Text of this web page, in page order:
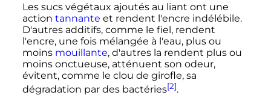
Les sucs végétaux ajoutés au liant ont une
action tannante et rendent l'encre indélébile.
D'autres additifs, comme le fiel, rendent
l'encre, une fois mélangée à l'eau, plus ou
moins mouillante, d'autres la rendent plus ou
moins onctueuse, atténuent son odeur,
évitent, comme le clou de girofle, sa
dégradation par des bactéries[2].